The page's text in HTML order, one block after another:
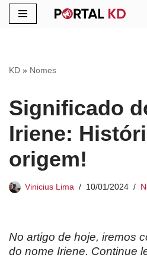
conteúdo
KD » Nomes
Significado
Iriene:
origem!
Vinicius Lima 10/01/2024
No artigo de hoje, iremos
do nome Iriene. Continue